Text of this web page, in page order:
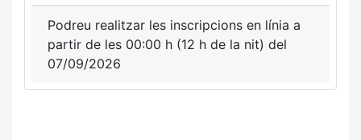
Podreu realitzar les inscripcions en línia a
partir de les 00:00 h (12 h de la nit) del
07/09/2026